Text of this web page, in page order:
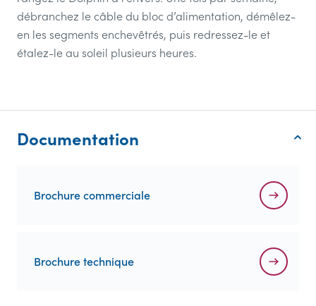
débranchez le câble du bloc d’alimentation, démêlez-
en les segments enchevêtrés, puis redressez-le et
étalez-le au soleil plusieurs heures.
Documentation
Brochure commerciale
Brochure technique